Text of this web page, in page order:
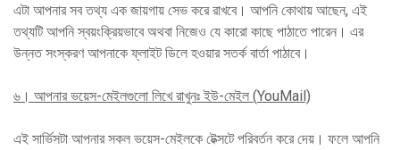
এটা আপনার সব তথ্য এক জায়গায় সেভ করে রাখবে। আপনি কোথায় আছেন, এই
তথ্যটি আপনি স্বয়ংক্রিয়ভাবে অথবা নিজেও যে কারো কাছে পাঠাতে পারেন। এর
উন্নত সংস্করণ আপনাকে ফ্লাইট ডিলে হওয়ার সতর্ক বার্তা পাঠাবে।
৬। আপনার ভয়েস-মেইলগুলো লিখে রাখুনঃ ইউ-মেইল (YouMail)
এই সার্ভিসটা আপনার সকল ভয়েস-মেইলকে টেক্সটে পরিবর্তন করে দেয়। ফলে আপনি